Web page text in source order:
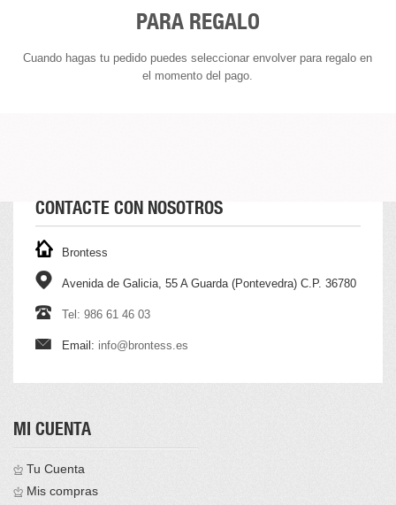
PARA REGALO
Cuando hagas tu pedido puedes seleccionar envolver para regalo en
el momento del pago.
CONTACTE CON NOSOTROS
Brontess
Avenida de Galicia, 55 A Guarda (Pontevedra) C.P. 36780
Tel: 986 61 46 03
Email: info@brontess.es
MI CUENTA
Tu Cuenta
Mis compras